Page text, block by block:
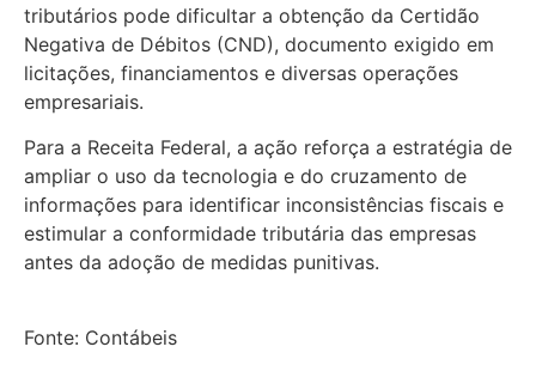
tributários pode dificultar a obtenção da Certidão
Negativa de Débitos (CND), documento exigido em
licitações, financiamentos e diversas operações
empresariais.
Para a Receita Federal, a ação reforça a estratégia de
ampliar o uso da tecnologia e do cruzamento de
informações para identificar inconsistências fiscais e
estimular a conformidade tributária das empresas
antes da adoção de medidas punitivas.
Fonte: Contábeis